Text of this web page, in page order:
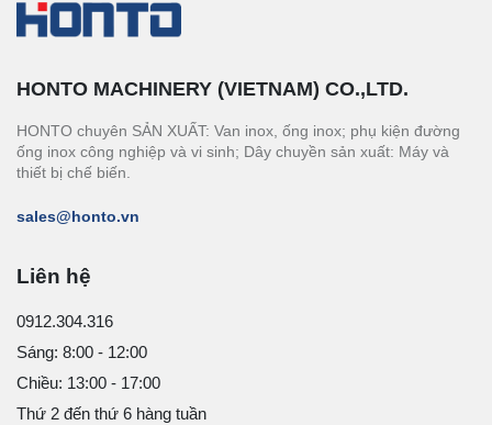
HONTO MACHINERY (VIETNAM) CO.,LTD.
HONTO chuyên SẢN XUẤT: Van inox, ống inox; phụ kiện đường
ống inox công nghiệp và vi sinh; Dây chuyền sản xuất: Máy và
thiết bị chế biến.
sales@honto.vn
Liên hệ
0912.304.316
Sáng: 8:00 - 12:00
Chiều: 13:00 - 17:00
Thứ 2 đến thứ 6 hàng tuần